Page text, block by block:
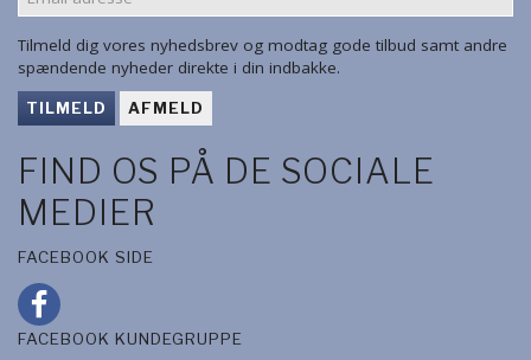
ADRESSE
Tilmeld dig vores nyhedsbrev og modtag gode tilbud samt andre
spændende nyheder direkte i din indbakke.
TILMELD AFMELD
FIND OS PÅ DE SOCIALE
MEDIER
FACEBOOK SIDE
FACEBOOK KUNDEGRUPPE